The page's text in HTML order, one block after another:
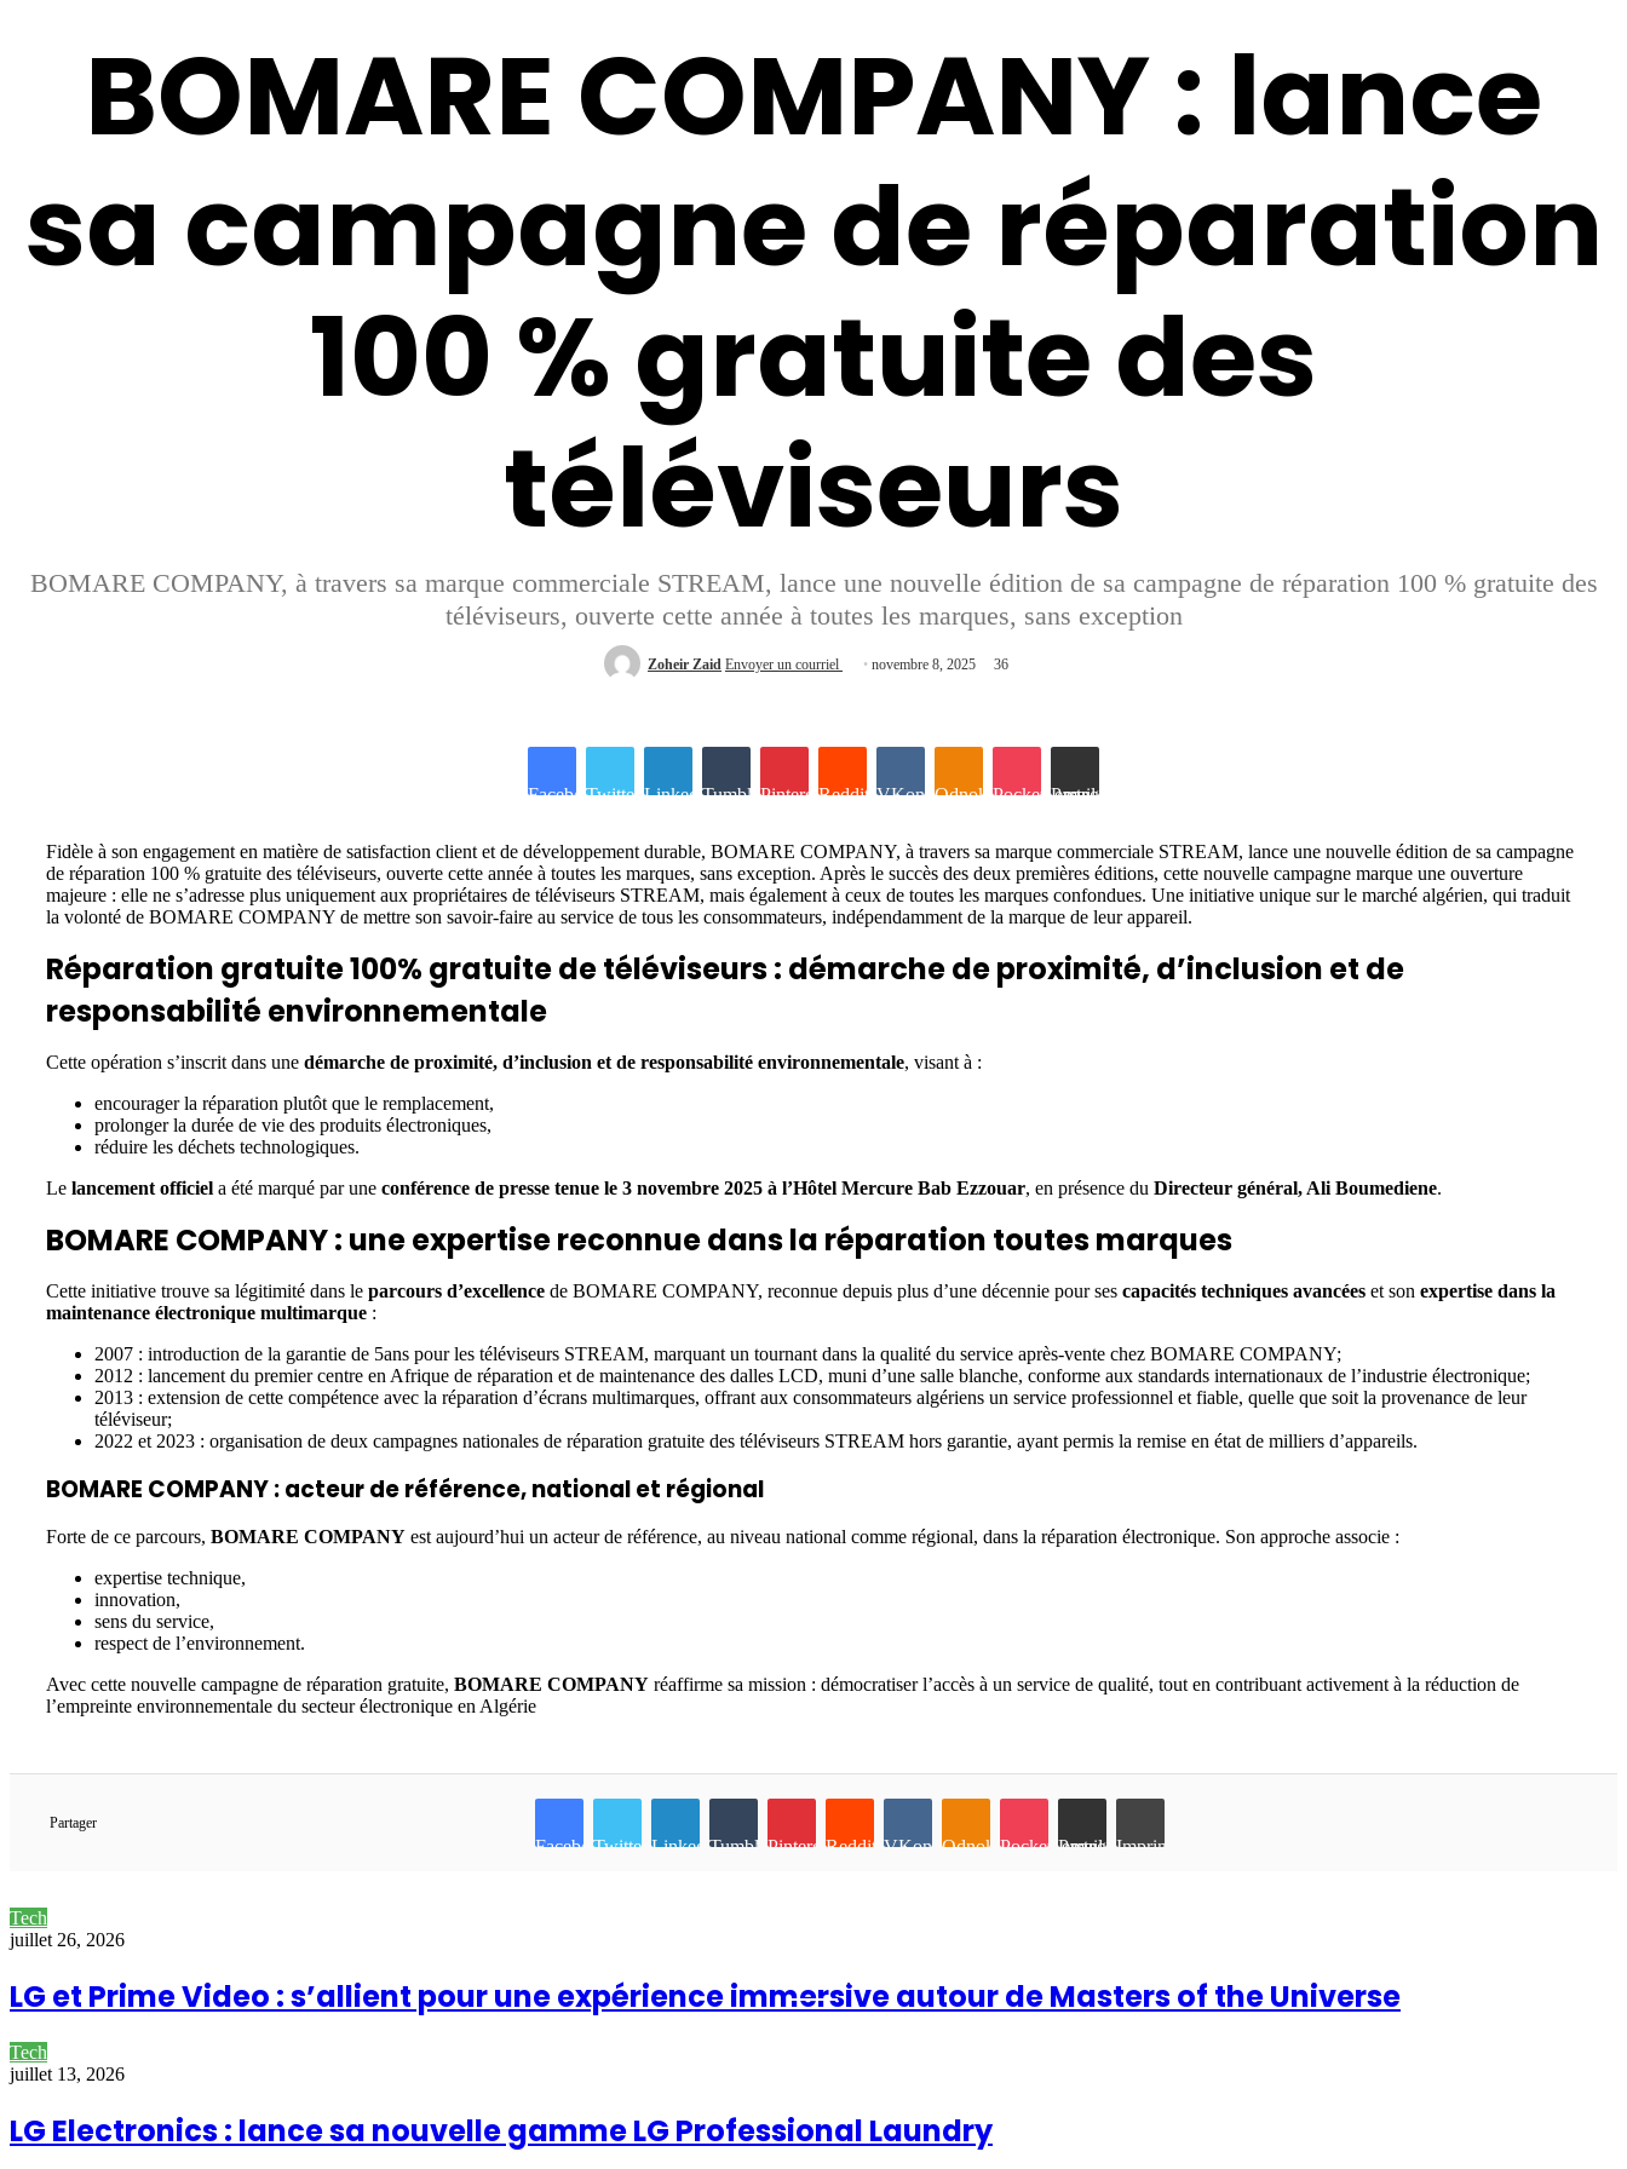
BOMARE COMPANY : lance
sa campagne de réparation
100 % gratuite des
téléviseurs
BOMARE COMPANY, à travers sa marque commerciale STREAM, lance une nouvelle édition de sa campagne de réparation 100 % gratuite des
téléviseurs, ouverte cette année à toutes les marques, sans exception
Zoheir Zaid Envoyer un courriel novembre 8, 2025 36
FacebookTwitter LinkedinTumblr PinterestReddit VKontakteOdnoklassniki
Pocket Partager par email
Fidèle à son engagement en matière de satisfaction client et de développement durable, BOMARE COMPANY, à travers sa marque commerciale STREAM, lance une nouvelle édition de sa campagne
de réparation 100 % gratuite des téléviseurs, ouverte cette année à toutes les marques, sans exception. Après le succès des deux premières éditions, cette nouvelle campagne marque une ouverture
majeure : elle ne s’adresse plus uniquement aux propriétaires de téléviseurs STREAM, mais également à ceux de toutes les marques confondues. Une initiative unique sur le marché algérien, qui traduit
la volonté de BOMARE COMPANY de mettre son savoir-faire au service de tous les consommateurs, indépendamment de la marque de leur appareil.
Réparation gratuite 100% gratuite de téléviseurs : démarche de proximité, d’inclusion et de
responsabilité environnementale
Cette opération s’inscrit dans une démarche de proximité, d’inclusion et de responsabilité environnementale, visant à :
encourager la réparation plutôt que le remplacement,
prolonger la durée de vie des produits électroniques,
réduire les déchets technologiques.
Le lancement officiel a été marqué par une conférence de presse tenue le 3 novembre 2025 à l’Hôtel Mercure Bab Ezzouar, en présence du Directeur général, Ali Boumediene.
BOMARE COMPANY : une expertise reconnue dans la réparation toutes marques
Cette initiative trouve sa légitimité dans le parcours d’excellence de BOMARE COMPANY, reconnue depuis plus d’une décennie pour ses capacités techniques avancées et son expertise dans la
maintenance électronique multimarque :
2007 : introduction de la garantie de 5ans pour les téléviseurs STREAM, marquant un tournant dans la qualité du service après-vente chez BOMARE COMPANY;
2012 : lancement du premier centre en Afrique de réparation et de maintenance des dalles LCD, muni d’une salle blanche, conforme aux standards internationaux de l’industrie électronique;
2013 : extension de cette compétence avec la réparation d’écrans multimarques, offrant aux consommateurs algériens un service professionnel et fiable, quelle que soit la provenance de leur
téléviseur;
2022 et 2023 : organisation de deux campagnes nationales de réparation gratuite des téléviseurs STREAM hors garantie, ayant permis la remise en état de milliers d’appareils.
BOMARE COMPANY : acteur de référence, national et régional
Forte de ce parcours, BOMARE COMPANY est aujourd’hui un acteur de référence, au niveau national comme régional, dans la réparation électronique. Son approche associe :
expertise technique,
innovation,
sens du service,
respect de l’environnement.
Avec cette nouvelle campagne de réparation gratuite, BOMARE COMPANY réaffirme sa mission : démocratiser l’accès à un service de qualité, tout en contribuant activement à la réduction de
l’empreinte environnementale du secteur électronique en Algérie
Partager
FacebookTwitter LinkedinTumblr PinterestReddit VKontakteOdnoklassniki
Pocket Partager par email Imprimer
Lire Aussi
Tech
juillet 26, 2026
LG et Prime Video : s’allient pour une expérience immersive autour de Masters of the Universe
Tech
juillet 13, 2026
LG Electronics : lance sa nouvelle gamme LG Professional Laundry